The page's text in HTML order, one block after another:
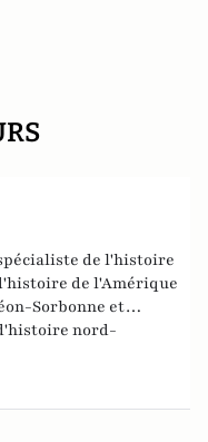
de l'histoire
de l'Amérique
Sorbonne et
nord-
le comité pour